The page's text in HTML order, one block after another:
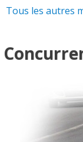
Tous les autres